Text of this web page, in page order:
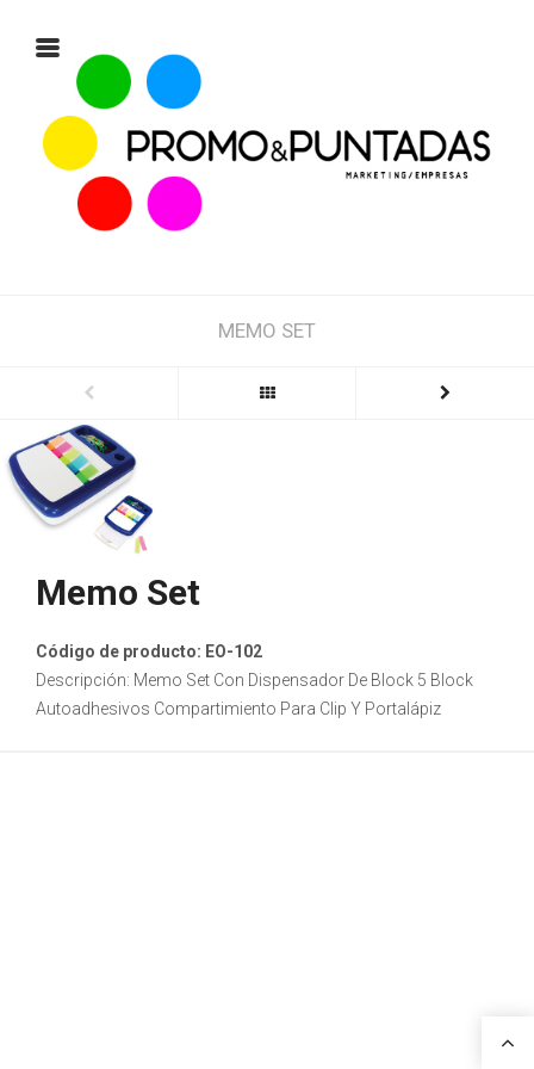
MEMO SET
Memo Set
Código de producto: EO-102
Descripción: Memo Set Con Dispensador De Block 5 Block
Autoadhesivos Compartimiento Para Clip Y Portalápiz